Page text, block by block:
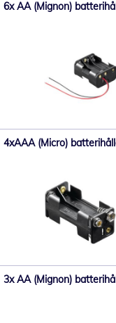
6x AA (Mignon)
4xAAA (Micro)
3x AA (Mignon)